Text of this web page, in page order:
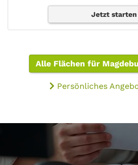
Jetzt starten
Alle Flächen für
Persönliches